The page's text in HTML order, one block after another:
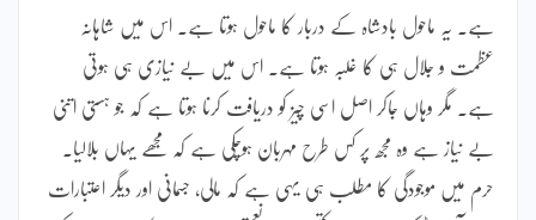
ہے۔ یہ ماحول بادشاہ کے دربار کا ماحول ہوتا ہے۔ اس میں شاہانہ
عظمت و جلال ہی کا غلبہ ہوتا ہے۔ اس میں بے نیازی ہی ہوتی
ہے۔ مگر وہاں جاکر اصل اسی چیز کو دریافت کرنا ہوتا ہے کہ جو ہستی اتنی
بے نیاز ہے وہ مجھ پر کس طرح مہربان ہوچکی ہے کہ مجھے یہاں بلالیا۔
حرم میں موجودگی کا مطلب ہی یہی ہے کہ مالی، جسمانی اور دیگر اعتبارات